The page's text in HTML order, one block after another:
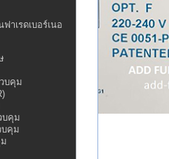
าเรดเบอร์เนอ
บคุม
บคุม
บคุม